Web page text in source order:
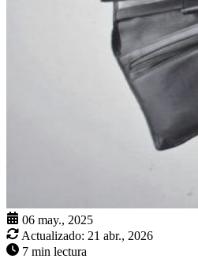
06 may., 2025
Actualizado: 21 abr., 2026
7 min lectura